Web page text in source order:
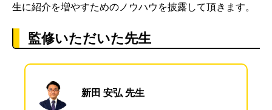
生に紹介を増やすためのノウハウを披露して頂きます。
監修いただいた先生
新田 安弘 先生